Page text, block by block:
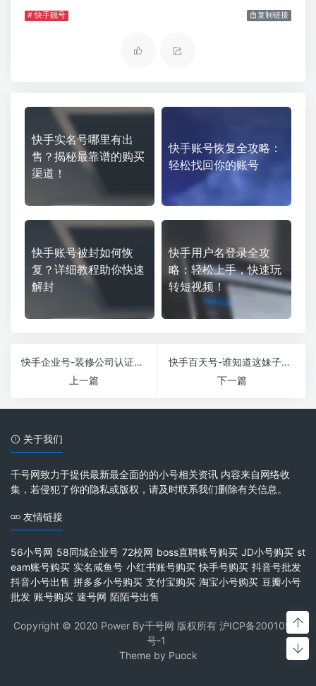
# 快手靓号 复制链接
快手实名号哪里有出
售？揭秘最靠谱的购买
渠道！
快手账号恢复全攻略：
轻松找回你的账号
快手账号被封如何恢
复？详细教程助你快速
解封
快手用户名登录全攻
略：轻松上手，快速玩
转短视频！
快手企业号-装修公司认证快手企业号需要什么资质？
上一篇
快手百天号-谁知道这妹子的快手号
下一篇
关于我们
千号网致力于提供最新最全面的的小号相关资讯 内容来自网络收
集，若侵犯了你的隐私或版权，请及时联系我们删除有关信息。
友情链接
56小号网 58同城企业号 72校网 boss直聘账号购买 JD小号购买 st
eam账号购买 实名咸鱼号 小红书账号购买 快手号购买 抖音号批发
抖音小号出售 拼多多小号购买 支付宝购买 淘宝小号购买 豆瓣小号
批发 账号购买 速号网 陌陌号出售
Copyright © 2020 Power By千号网 版权所有 沪ICP备20010537
号-1
Theme by Puock